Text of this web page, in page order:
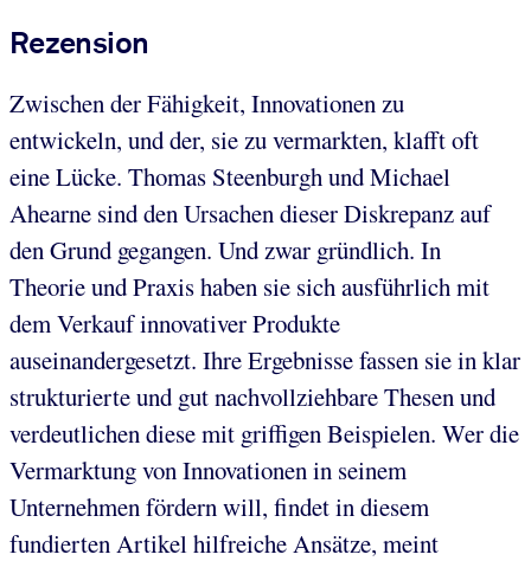
Rezension
Zwischen der Fähigkeit, Innovationen zu
entwickeln, und der, sie zu vermarkten, klafft oft
eine Lücke. Thomas Steenburgh und Michael
Ahearne sind den Ursachen dieser Diskrepanz auf
den Grund gegangen. Und zwar gründlich. In
Theorie und Praxis haben sie sich ausführlich mit
dem Verkauf innovativer Produkte
auseinandergesetzt. Ihre Ergebnisse fassen sie in klar
strukturierte und gut nachvollziehbare Thesen und
verdeutlichen diese mit griffigen Beispielen. Wer die
Vermarktung von Innovationen in seinem
Unternehmen fördern will, findet in diesem
fundierten Artikel hilfreiche Ansätze, meint